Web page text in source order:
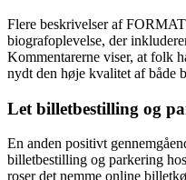
Flere beskrivelser af
biografoplevelse, der
Kommentarerne viser, at folk
nydt den høje kvalitet af både
Let billetbestilling og
En anden positivt
billetbestilling og parkering
roser det nemme online